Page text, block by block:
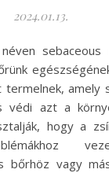
2024.01.13.
termelnek, amely
védi azt a
hogy a
bőrhöz vagy